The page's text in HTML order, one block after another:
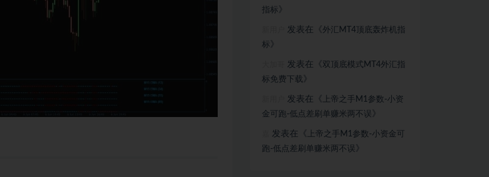
指标 》
发表在《 外汇MT4顶底轰炸机指
标 》
发表在《 双顶底模式MT4外汇指
标免费下载 》
发表在《
上帝之手M1参数-小资
金可跑-低点差刷单赚米两不误 》
发表在《
上帝之手M1参数-小资金可
跑-低点差刷单赚米两不误 》